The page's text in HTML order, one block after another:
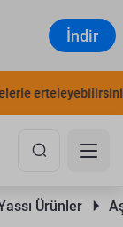
İndir
erteleyebilirsiniz.
Ürünler